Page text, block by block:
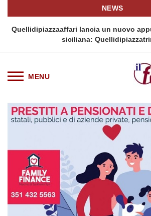
NEWS
Quellidipiazzaaffari lancia un nuovo
siciliana: